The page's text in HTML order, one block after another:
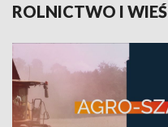
ROLNICTWO I WIEŚ